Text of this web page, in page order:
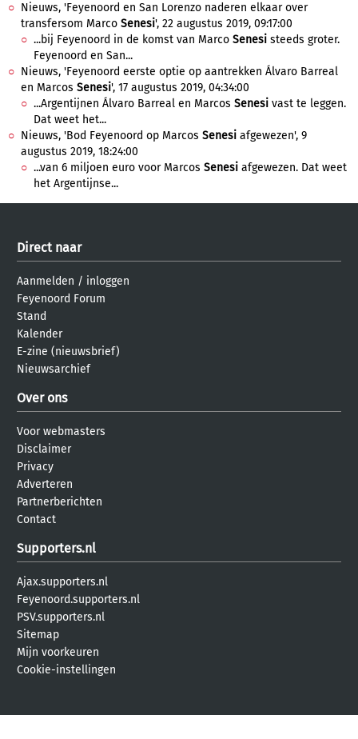
Nieuws, 'Feyenoord en San Lorenzo naderen elkaar over
transfersom Marco Senesi', 22 augustus 2019, 09:17:00
...bij Feyenoord in de komst van Marco Senesi steeds groter.
Feyenoord en San...
Nieuws, 'Feyenoord eerste optie op aantrekken Álvaro Barreal
en Marcos Senesi', 17 augustus 2019, 04:34:00
...Argentijnen Álvaro Barreal en Marcos Senesi vast te leggen.
Dat weet het...
Nieuws, 'Bod Feyenoord op Marcos Senesi afgewezen', 9
augustus 2019, 18:24:00
...van 6 miljoen euro voor Marcos Senesi afgewezen. Dat weet
het Argentijnse...
Direct naar
Aanmelden / inloggen
Feyenoord Forum
Stand
Kalender
E-zine (nieuwsbrief)
Nieuwsarchief
Over ons
Voor webmasters
Disclaimer
Privacy
Adverteren
Partnerberichten
Contact
Supporters.nl
Ajax.supporters.nl
Feyenoord.supporters.nl
PSV.supporters.nl
Sitemap
Mijn voorkeuren
Cookie-instellingen